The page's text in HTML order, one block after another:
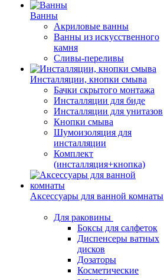
Ванны
Акриловые ванны
Ванны из искусственного
камня
Сливы-переливы
Инсталляции, кнопки смыва
Бачки скрытого монтажа
Инсталляции для биде
Инсталляции для унитазов
Кнопки смыва
Шумоизоляция для
инсталляции
Комплект
(инсталляция+кнопка)
Аксессуары для ванной комнаты
Для раковины
Боксы для салфеток
Диспенсеры ватных
дисков
Дозаторы
Косметические